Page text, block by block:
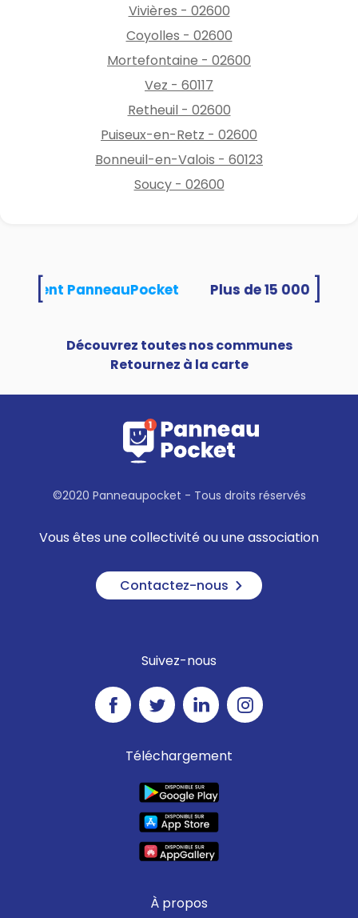
Vivières - 02600
Coyolles - 02600
Mortefontaine - 02600
Vez - 60117
Retheuil - 02600
Puiseux-en-Retz - 02600
Bonneuil-en-Valois - 60123
Soucy - 02600
PanneauPocket
Découvrez toutes nos communes
Retournez à la carte
©2020 Panneaupocket - Tous droits réservés
Vous êtes une collectivité ou une association
Contactez-nous
Suivez-nous
Téléchargement
À propos